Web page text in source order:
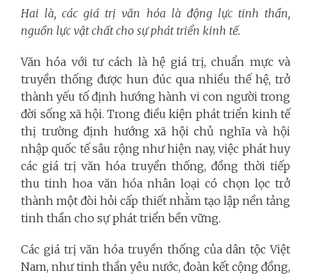
Hai là, các giá trị văn hóa là động lực tinh thần,
nguồn lực vật chất cho sự phát triển kinh tế.
Văn hóa với tư cách là hệ giá trị, chuẩn mực và
truyền thống được hun đúc qua nhiều thế hệ, trở
thành yếu tố định hướng hành vi con người trong
đời sống xã hội. Trong điều kiện phát triển kinh tế
thị trường định hướng xã hội chủ nghĩa và hội
nhập quốc tế sâu rộng như hiện nay, việc phát huy
các giá trị văn hóa truyền thống, đồng thời tiếp
thu tinh hoa văn hóa nhân loại có chọn lọc trở
thành một đòi hỏi cấp thiết nhằm tạo lập nền tảng
tinh thần cho sự phát triển bền vững.
Các giá trị văn hóa truyền thống của dân tộc Việt
Nam, như tinh thần yêu nước, đoàn kết cộng đồng,